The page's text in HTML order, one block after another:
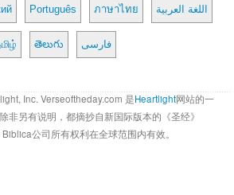
Português ภาษาไทย اللغة العربية
తెలుగు فارسی
Inc. Verseoftheday.com 是Heartlight网站的一
非另有说明，都摘抄自新国际版本的《圣经》
公司所有权利在全球范围内有效。